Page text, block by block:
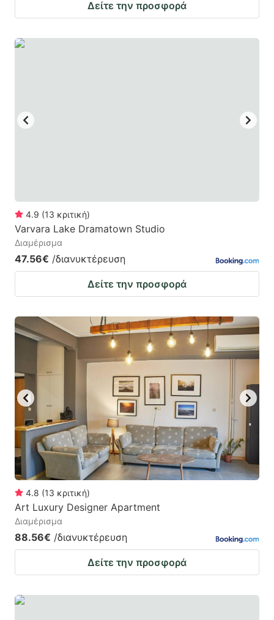
Δείτε την προσφορά
4.9 (13 κριτική)
Varvara Lake Dramatown Studio
Διαμέρισμα
47.56€ /διανυκτέρευση
Δείτε την προσφορά
4.8 (13 κριτική)
Art Luxury Designer Apartment
Διαμέρισμα
88.56€ /διανυκτέρευση
Δείτε την προσφορά